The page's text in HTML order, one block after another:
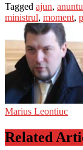
Tagged ajun,
ministrul, moment,
Marius Leontiuc
Related